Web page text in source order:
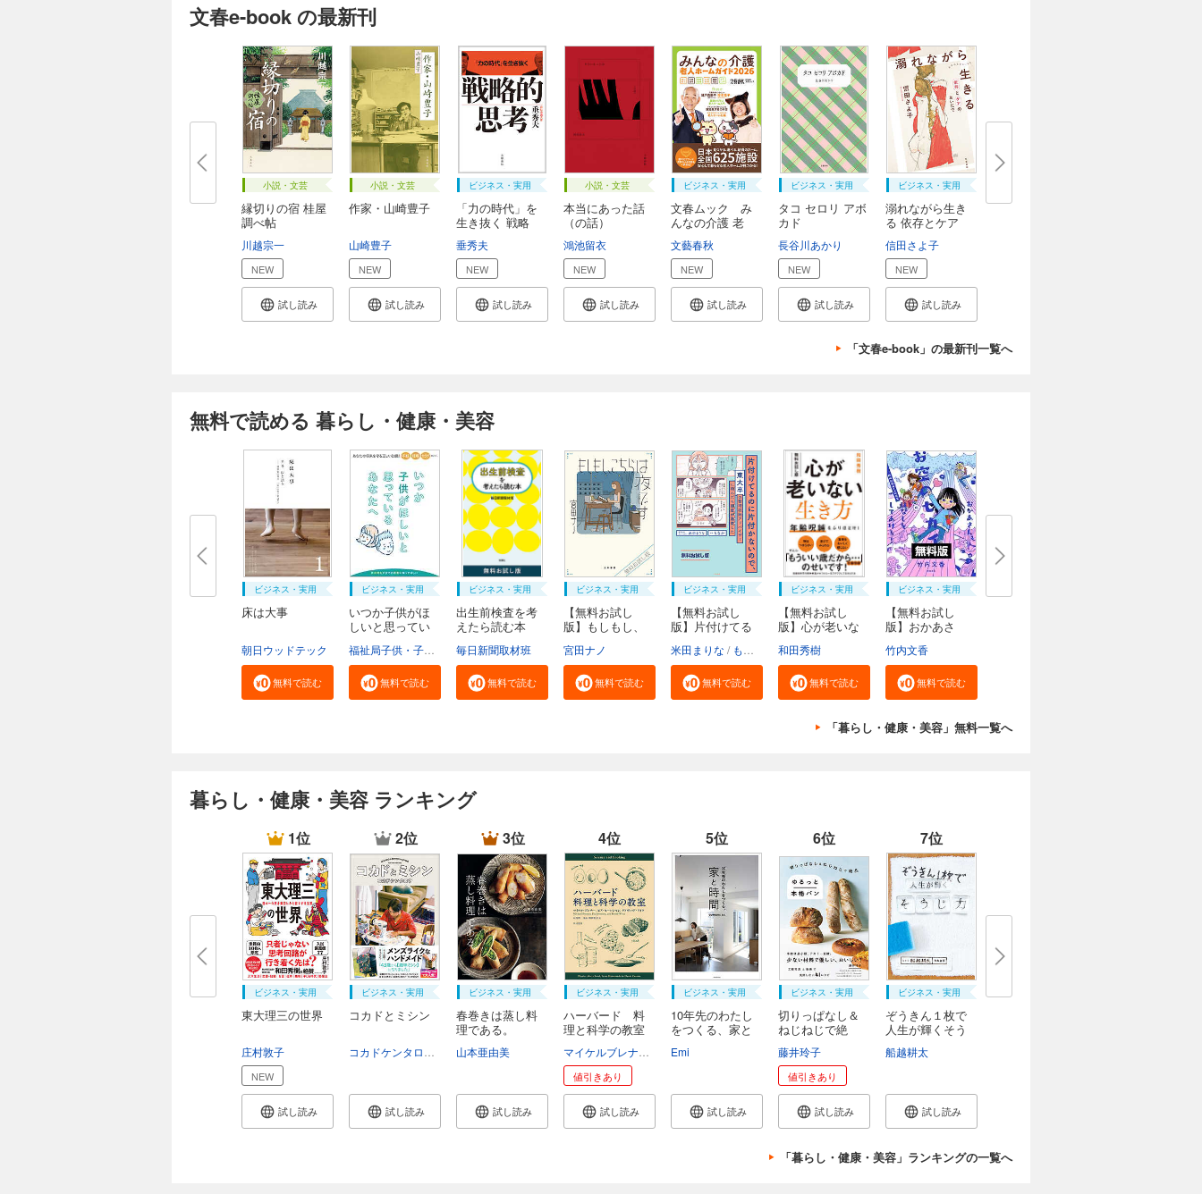
文春e-book の最新刊
小説・文芸
縁切りの宿 桂屋
調べ帖
川越宗一
NEW
試し読み
小説・文芸
作家・山崎豊子
山崎豊子
NEW
試し読み
ビジネス・実用
「力の時代」を
生き抜く 戦略
垂秀夫
NEW
試し読み
小説・文芸
本当にあった話
（の話）
鴻池留衣
NEW
試し読み
ビジネス・実用
文春ムック み
んなの介護 老
文藝春秋
NEW
試し読み
ビジネス・実用
タコ セロリ アボ
カド
長谷川あかり
NEW
試し読み
ビジネス・実用
溺れながら生き
る 依存とケア
信田さよ子
NEW
試し読み
「文春e-book」の最新刊一覧へ
無料で読める 暮らし・健康・美容
ビジネス・実用
床は大事
朝日ウッドテック
無料で読む
ビジネス・実用
いつか子供がほ
しいと思ってい
東京都
無料で読む
ビジネス・実用
出生前検査を考
えたら読む本
毎日新聞取材班
無料で読む
ビジネス・実用
【無料お試し
版】もしもし、
宮田ナノ
無料で読む
ビジネス・実用
【無料お試し
版】片付けてる
米田まりな もなか
無料で読む
ビジネス・実用
【無料お試し
版】心が老いな
和田秀樹
無料で読む
ビジネス・実用
【無料お試し
版】おかあさ
竹内文香
無料で読む
「暮らし・健康・美容」無料一覧へ
暮らし・健康・美容 ランキング
1位
ビジネス・実用
東大理三の世界
庄村敦子
NEW
試し読み
2位
ビジネス・実用
コカドとミシン
試し読み
3位
ビジネス・実用
春巻きは蒸し料
理である。
山本亜由美
試し読み
4位
ビジネス・実用
ハーバード 料
理と科学の教室
ピアセーレンセン デイヴィッドワイツ 石川伸一 和田侑子
値引きあり
試し読み
5位
ビジネス・実用
10年先のわたし
をつくる、家と
Emi
試し読み
6位
ビジネス・実用
切りっぱなし＆
ねじねじで絶
藤井玲子
値引きあり
試し読み
7位
ビジネス・実用
ぞうきん１枚で
人生が輝くそう
船越耕太
試し読み
「暮らし・健康・美容」ランキングの一覧へ